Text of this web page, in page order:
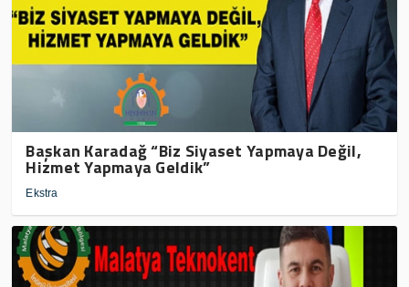
Başkan Karadağ “Biz Siyaset Yapmaya Değil,
Hizmet Yapmaya Geldik”
Ekstra